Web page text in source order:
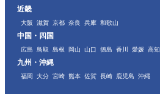
近畿
大阪 滋賀 京都 奈良 兵庫 和歌山
中国・四国
広島 鳥取 島根 岡山 山口 徳島 香川 愛媛 高知
九州・沖縄
福岡 大分 宮崎 熊本 佐賀 長崎 鹿児島 沖縄